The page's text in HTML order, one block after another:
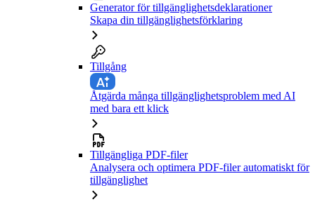
Generator för tillgänglighetsdeklarationer
Skapa din tillgänglighetsförklaring
Tillgång
Åtgärda många tillgänglighetsproblem med AI
med bara ett klick
Tillgängliga PDF-filer
Analysera och optimera PDF-filer automatiskt för
tillgänglighet